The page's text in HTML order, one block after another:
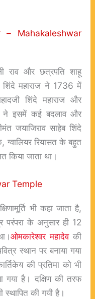
– Mahakaleshwar
राव और छत्रपति शाहू
शिंदे महाराज ने 1736 में
शिंदे महाराज और
ने इसमें कई बदलाव और
जयाजिराव साहेब शिंदे
रियासत के बहुत
किया जाता था।
Temple
भी कहा जाता है,
परंपरा के अनुसार ही 12
ओमकारेश्वर महादेवकी
स्थान पर बनाया गया
की प्रतिमा को भी
गया है। दक्षिण की तरफ
स्थापित की गयी है।